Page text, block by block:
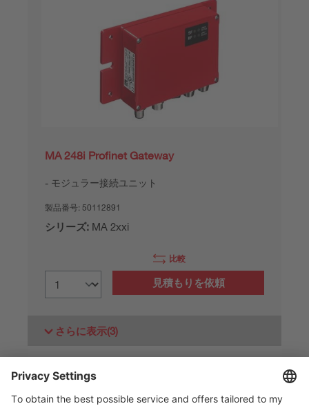
MA 248i Profinet Gateway
モジュラー接続ユニット
製品番号: 50112891
シリーズ: MA 2xxi
比較
見積もりを依頼
さらに表示(3)
製品データ： 2026/08/06